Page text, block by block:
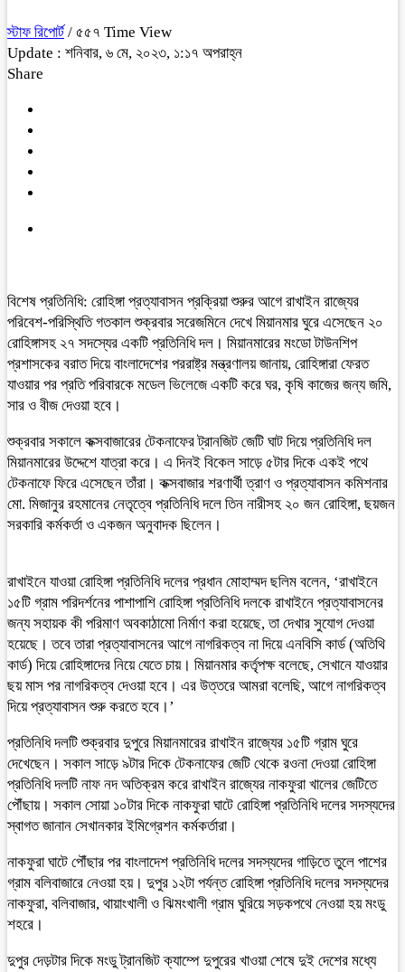
স্টাফ রিপোর্ট / ৫৫৭ Time View
Update : শনিবার, ৬ মে, ২০২৩, ১:১৭ অপরাহ্ন
Share
বিশেষ প্রতিনিধি: রোহিঙ্গা প্রত্যাবাসন প্রক্রিয়া শুরুর আগে রাখাইন রাজ্যের
পরিবেশ-পরিস্থিতি গতকাল শুক্রবার সরেজমিনে দেখে মিয়ানমার ঘুরে এসেছেন ২০
রোহিঙ্গাসহ ২৭ সদস্যের একটি প্রতিনিধি দল। মিয়ানমারের মংডো টাউনশিপ
প্রশাসকের বরাত দিয়ে বাংলাদেশের পররাষ্ট্র মন্ত্রণালয় জানায়, রোহিঙ্গারা ফেরত
যাওয়ার পর প্রতি পরিবারকে মডেল ভিলেজে একটি করে ঘর, কৃষি কাজের জন্য জমি,
সার ও বীজ দেওয়া হবে।
শুক্রবার সকালে কক্সবাজারের টেকনাফের ট্রানজিট জেটি ঘাট দিয়ে প্রতিনিধি দল
মিয়ানমারের উদ্দেশে যাত্রা করে। এ দিনই বিকেল সাড়ে ৫টার দিকে একই পথে
টেকনাফে ফিরে এসেছেন তাঁরা। কক্সবাজার শরণার্থী ত্রাণ ও প্রত্যাবাসন কমিশনার
মো. মিজানুর রহমানের নেতৃত্বে প্রতিনিধি দলে তিন নারীসহ ২০ জন রোহিঙ্গা, ছয়জন
সরকারি কর্মকর্তা ও একজন অনুবাদক ছিলেন।
রাখাইনে যাওয়া রোহিঙ্গা প্রতিনিধি দলের প্রধান মোহাম্মদ ছলিম বলেন, ‘রাখাইনে
১৫টি গ্রাম পরিদর্শনের পাশাপাশি রোহিঙ্গা প্রতিনিধি দলকে রাখাইনে প্রত্যাবাসনের
জন্য সহায়ক কী পরিমাণ অবকাঠামো নির্মাণ করা হয়েছে, তা দেখার সুযোগ দেওয়া
হয়েছে। তবে তারা প্রত্যাবাসনের আগে নাগরিকত্ব না দিয়ে এনবিসি কার্ড (অতিথি
কার্ড) দিয়ে রোহিঙ্গাদের নিয়ে যেতে চায়। মিয়ানমার কর্তৃপক্ষ বলেছে, সেখানে যাওয়ার
ছয় মাস পর নাগরিকত্ব দেওয়া হবে। এর উত্তরে আমরা বলেছি, আগে নাগরিকত্ব
দিয়ে প্রত্যাবাসন শুরু করতে হবে।’
প্রতিনিধি দলটি শুক্রবার দুপুরে মিয়ানমারের রাখাইন রাজ্যের ১৫টি গ্রাম ঘুরে
দেখেছেন। সকাল সাড়ে ৯টার দিকে টেকনাফের জেটি থেকে রওনা দেওয়া রোহিঙ্গা
প্রতিনিধি দলটি নাফ নদ অতিক্রম করে রাখাইন রাজ্যের নাকফুরা খালের জেটিতে
পৌঁছায়। সকাল সোয়া ১০টার দিকে নাকফুরা ঘাটে রোহিঙ্গা প্রতিনিধি দলের সদস্যদের
স্বাগত জানান সেখানকার ইমিগ্রেশন কর্মকর্তারা।
নাকফুরা ঘাটে পৌঁছার পর বাংলাদেশ প্রতিনিধি দলের সদস্যদের গাড়িতে তুলে পাশের
গ্রাম বলিবাজারে নেওয়া হয়। দুপুর ১২টা পর্যন্ত রোহিঙ্গা প্রতিনিধি দলের সদস্যদের
নাকফুরা, বলিবাজার, থায়াংখালী ও ঝিমংখালী গ্রাম ঘুরিয়ে সড়কপথে নেওয়া হয় মংডু
শহরে।
দুপুর দেড়টার দিকে মংডু ট্রানজিট ক্যাম্পে দুপুরের খাওয়া শেষে দুই দেশের মধ্যে